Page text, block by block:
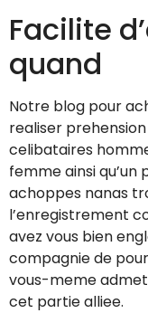
Facilite
quand
Notre blog pour
realiser
celibataires
femme ainsi
achoppes nanas
l’enregistrement
avez vous bien
compagnie de
vous-meme
cet partie alliee.